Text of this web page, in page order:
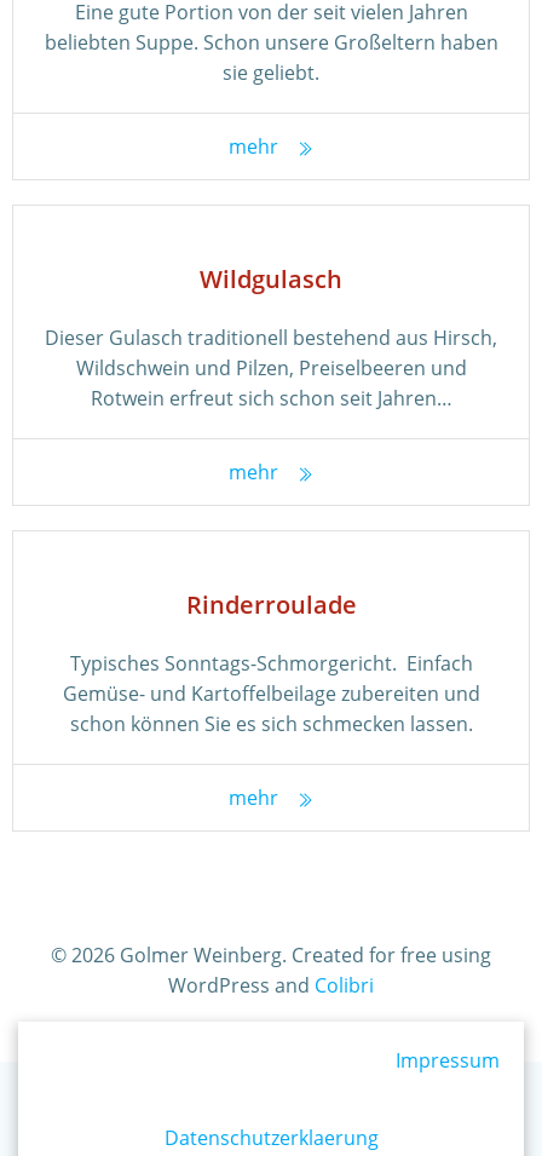
Eine gute Portion von der seit vielen Jahren
beliebten Suppe. Schon unsere Großeltern haben
sie geliebt.
mehr
Wildgulasch
Dieser Gulasch traditionell bestehend aus Hirsch,
Wildschwein und Pilzen, Preiselbeeren und
Rotwein erfreut sich schon seit Jahren…
mehr
Rinderroulade
Typisches Sonntags-Schmorgericht. Einfach
Gemüse- und Kartoffelbeilage zubereiten und
schon können Sie es sich schmecken lassen.
mehr
© 2026 Golmer Weinberg. Created for free using
WordPress and Colibri
Impressum
Datenschutzerklaerung